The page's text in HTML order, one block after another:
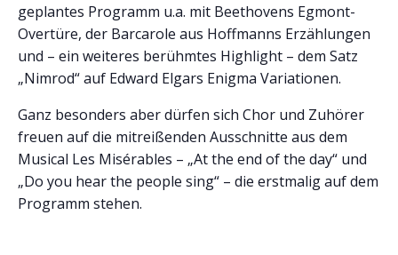
geplantes Programm u.a. mit Beethovens Egmont-
Overtüre, der Barcarole aus Hoffmanns Erzählungen
und – ein weiteres berühmtes Highlight – dem Satz
„Nimrod“ auf Edward Elgars Enigma Variationen.
Ganz besonders aber dürfen sich Chor und Zuhörer
freuen auf die mitreißenden Ausschnitte aus dem
Musical Les Misérables – „At the end of the day“ und
„Do you hear the people sing“ – die erstmalig auf dem
Programm stehen.